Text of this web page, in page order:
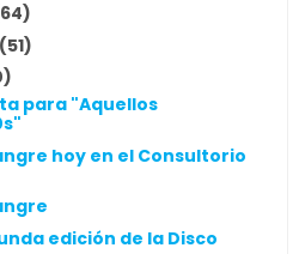
(51)
para "Aquellos
hoy en el Consultorio
edición de la Disco